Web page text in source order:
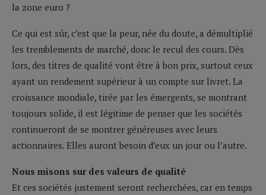
la zone euro ?
Ce qui est sûr, c’est que la peur, née du doute, a démultiplié
les tremblements de marché, donc le recul des cours. Dès
lors, des titres de qualité vont être à bon prix, surtout ceux
ayant un rendement supérieur à un compte sur livret. La
croissance mondiale, tirée par les émergents, se montrant
toujours solide, il est légitime de penser que les sociétés
continueront de se montrer généreuses avec leurs
actionnaires. Elles auront besoin d’eux un jour ou l’autre.
Nous misons sur des valeurs de qualité
Et ces sociétés justement seront recherchées, car en temps